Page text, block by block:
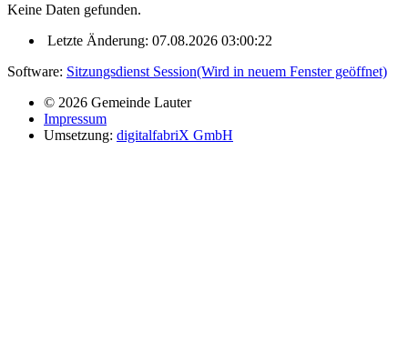
Keine Daten gefunden.
Letzte Änderung: 07.08.2026 03:00:22
Software: Sitzungsdienst Session(Wird in neuem Fenster geöffnet)
© 2026 Gemeinde Lauter
Impressum
Umsetzung: digitalfabriX GmbH